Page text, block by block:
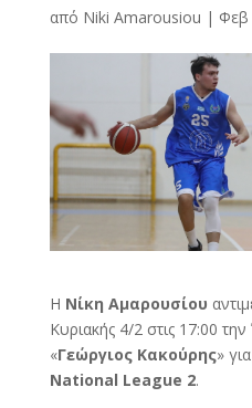
από Niki Amarousiou | Φεβ
Η Νίκη Αμαρουσίου
Κυριακής 4/2 στις 17:00 την
«Γεώργιος Κακούρης»
National League 2.